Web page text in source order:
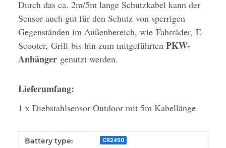
Durch das ca. 2m/5m lange Schutzkabel kann der
Sensor auch gut für den Schutz von sperrigen
Gegenständen im Außenbereich, wie Fahrräder, E-
Scooter, Grill bis hin zum mitgeführten PKW-
Anhänger genutzt werden.
Lieferumfang:
1 x Diebstahlsensor-Outdoor mit 5m Kabellänge
Item information
Value
Battery type: CR2450